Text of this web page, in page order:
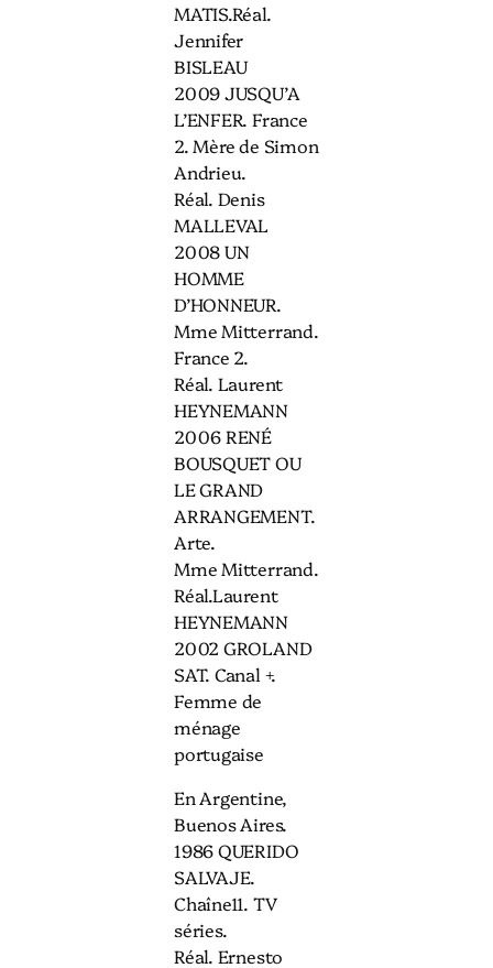
MATIS.Réal.
Jennifer
BISLEAU
2009 JUSQU’A
L’ENFER. France
2. Mère de Simon
Andrieu.
Réal. Denis
MALLEVAL
2008 UN
HOMME
D’HONNEUR.
Mme Mitterrand.
France 2.
Réal. Laurent
HEYNEMANN
2006 RENÉ
BOUSQUET OU
LE GRAND
ARRANGEMENT.
Arte.
Mme Mitterrand.
Réal.Laurent
HEYNEMANN
2002 GROLAND
SAT. Canal +.
Femme de
ménage
portugaise
En Argentine,
Buenos Aires.
1986 QUERIDO
SALVAJE.
Chaîne11. TV
séries.
Réal. Ernesto